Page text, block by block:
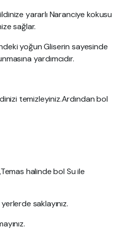
yararlı Naranciye kokusu
sağlar.
yoğun Gliserin sayesinde
yardımcıdır.
temizleyiniz.Ardından bol
halinde bol Su ile
saklayınız.